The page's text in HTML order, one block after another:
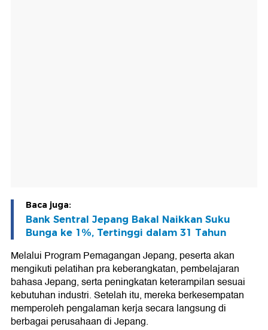
Baca juga:
Bank Sentral Jepang Bakal Naikkan Suku
Bunga ke 1%, Tertinggi dalam 31 Tahun
Melalui Program Pemagangan Jepang, peserta akan
mengikuti pelatihan pra keberangkatan, pembelajaran
bahasa Jepang, serta peningkatan keterampilan sesuai
kebutuhan industri. Setelah itu, mereka berkesempatan
memperoleh pengalaman kerja secara langsung di
berbagai perusahaan di Jepang.